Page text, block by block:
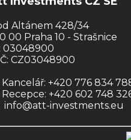
Altánem 428/34
00 Praha 10 - Strašnice
03048900
CZ03048900
Kancelář: +420 776 834
Recepce: +420 602 748
info@att-investments.eu